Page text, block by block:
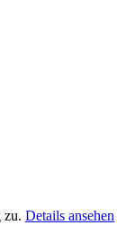
zu. Details ansehen